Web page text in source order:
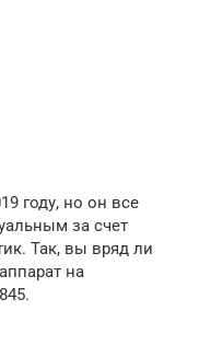
году, но он все
за счет
Так, вы вряд ли
на